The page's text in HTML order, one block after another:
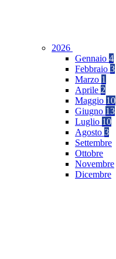
2026
Gennaio 4
Febbraio 3
Marzo 1
Aprile 2
Maggio 10
Giugno 13
Luglio 10
Agosto 3
Settembre
Ottobre
Novembre
Dicembre